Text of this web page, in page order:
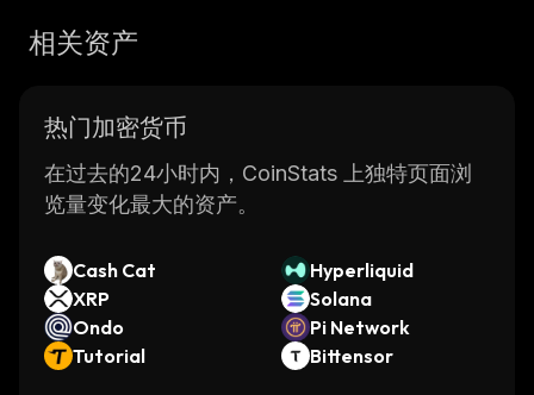
technology to ensure that user funds are safe
allow users to create agreements between
themselves without any third party
involvement. This makes transactions faster
and more efficient.
Traxx also has a strong focus on usability. Its
user interface is intuitive and easy to use even
for those who are new to cryptocurrencies.
The platform also provides educational
resources such as tutorials and guides so that
相关资产
热门加密货币
在过去的24小时内，CoinStats 上独特页面浏
览量变化最大的资产。
Cash Cat
Hyperliquid
XRP
Solana
Ondo
Pi Network
Tutorial
Bittensor